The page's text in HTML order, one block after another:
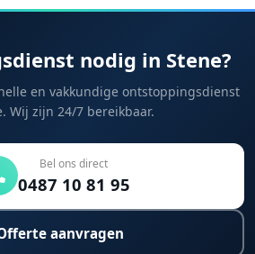
nodig in Stene?
en vakkundige ontstoppingsdienst
Wij zijn 24/7 bereikbaar.
Bel ons direct
0487 10 81 95
aanvragen